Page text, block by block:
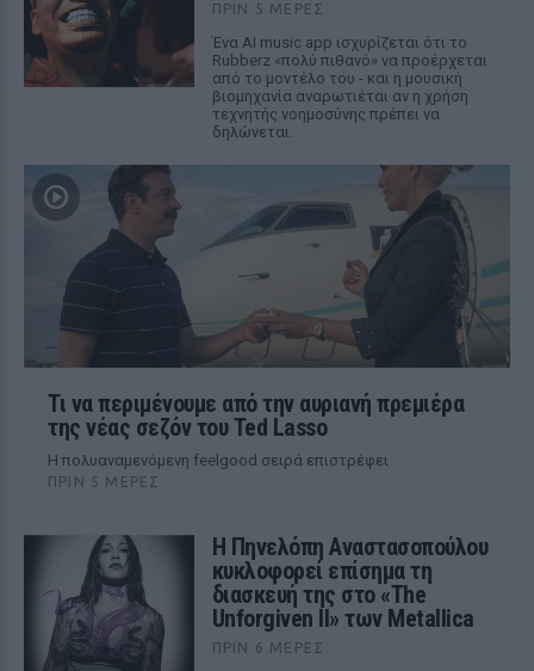
ΠΡΙΝ 5 ΜΈΡΕΣ
Ένα AI music app ισχυρίζεται ότι το
Rubberz «πολύ πιθανό» να προέρχεται
από το μοντέλο του - και η μουσική
βιομηχανία αναρωτιέται αν η χρήση
τεχνητής νοημοσύνης πρέπει να
δηλώνεται.
Τι να περιμένουμε από την αυριανή πρεμιέρα
της νέας σεζόν του Ted Lasso
Η πολυαναμενόμενη feelgood σειρά επιστρέφει
ΠΡΙΝ 5 ΜΈΡΕΣ
Η Πηνελόπη Αναστασοπούλου
κυκλοφορεί επίσημα τη
διασκευή της στο «The
Unforgiven II» των Metallica
ΠΡΙΝ 6 ΜΈΡΕΣ